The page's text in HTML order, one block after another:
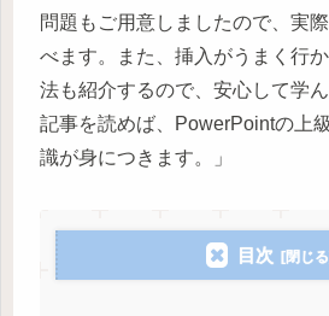
問題もご用意しましたので、実
べます。また、挿入がうまく行
法も紹介するので、安心して学
記事を読めば、PowerPointの上
識が身につきます。」
目次